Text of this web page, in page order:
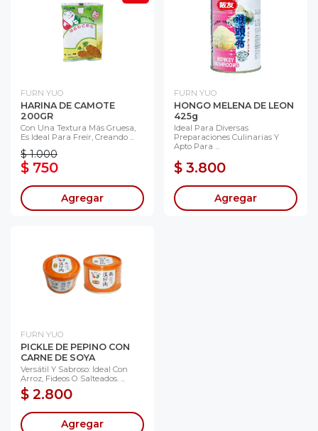
FURN YUO
HARINA DE CAMOTE
200GR
Con Una Textura Más Gruesa,
Es Ideal Para Freír, Creando ...
$ 1.000
$ 750
Agregar
FURN YUO
HONGO MELENA DE LEON
425g
Ideal Para Diversas
Preparaciones Culinarias Y
Apto Para ...
$ 3.800
Agregar
FURN YUO
PICKLE DE PEPINO CON
CARNE DE SOYA
Versátil Y Sabroso: Ideal Con
Arroz, Fideos O Salteados. ...
$ 2.800
Agregar